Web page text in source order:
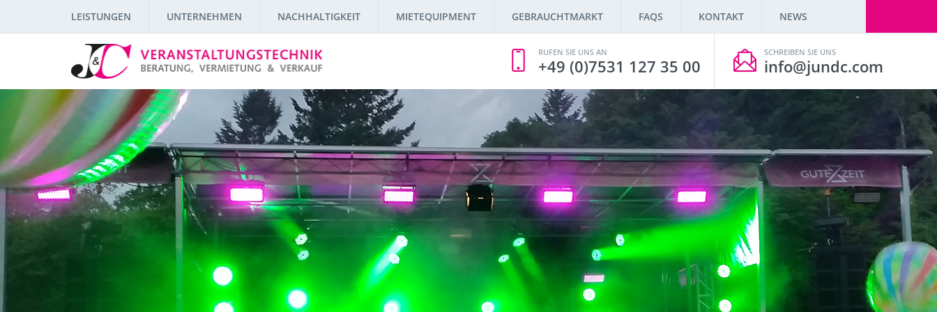
LEISTUNGEN UNTERNEHMEN NACHHALTIGKEIT MIETEQUIPMENT GEBRAUCHTMARKT FAQS KONTAKT NEWS
SCHREIBEN SIE UNS
info@jundc.com
RUFEN SIE UNS AN
+49 (0)7531 127 35 00